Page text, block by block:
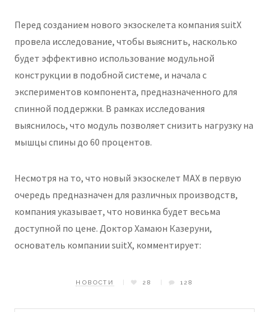
Перед созданием нового экзоскелета компания suitX
провела исследование, чтобы выяснить, насколько
будет эффективно использование модульной
конструкции в подобной системе, и начала с
экспериментов компонента, предназначенного для
спинной поддержки. В рамках исследования
выяснилось, что модуль позволяет снизить нагрузку на
мышцы спины до 60 процентов.
Несмотря на то, что новый экзоскелет MAX в первую
очередь предназначен для различных производств,
компания указывает, что новинка будет весьма
доступной по цене. Доктор Хамаюн Казеруни,
основатель компании suitX, комментирует:
НОВОСТИ 28 128